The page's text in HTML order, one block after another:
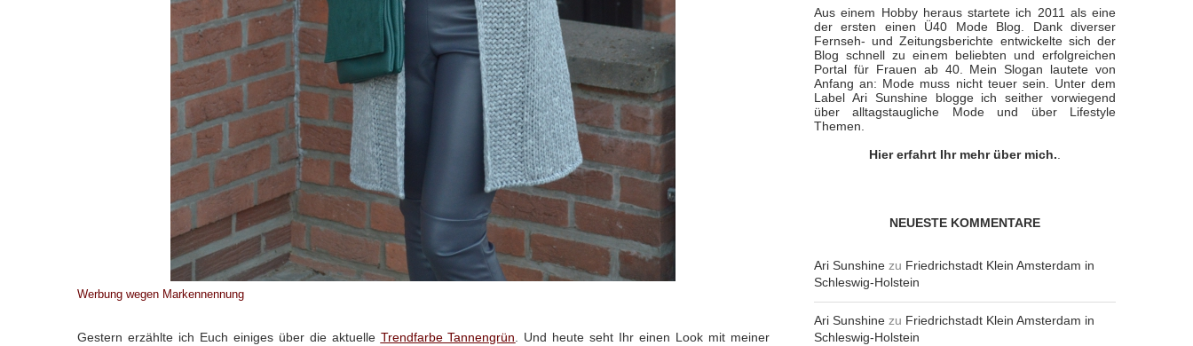
Werbung wegen Markennennung
Gestern erzählte ich Euch einiges über die aktuelle Trendfarbe Tannengrün . Und heute seht Ihr einen Look mit meiner
Aus einem Hobby heraus startete ich 2011 als eine
der ersten einen Ü40 Mode Blog. Dank diverser
Fernseh- und Zeitungsberichte entwickelte sich der
Blog schnell zu einem beliebten und erfolgreichen
Portal für Frauen ab 40. Mein Slogan lautete von
Anfang an: Mode muss nicht teuer sein. Unter dem
Label Ari Sunshine blogge ich seither vorwiegend
über alltagstaugliche Mode und über Lifestyle
Themen.
Hier erfahrt Ihr mehr über mich..
NEUESTE KOMMENTARE
Ari Sunshine zu Friedrichstadt Klein Amsterdam in
Schleswig-Holstein
Ari Sunshine zu Friedrichstadt Klein Amsterdam in
Schleswig-Holstein